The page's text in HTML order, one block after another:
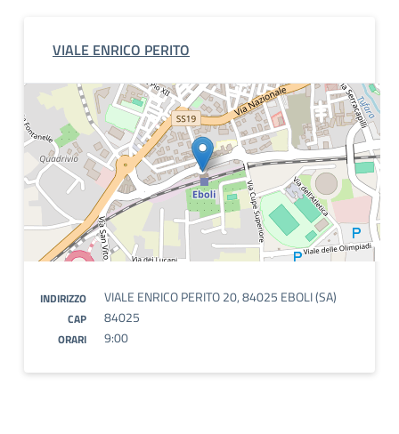
VIALE ENRICO PERITO
INDIRIZZO VIALE ENRICO PERITO 20, 84025 EBOLI (SA)
CAP 84025
ORARI 9:00